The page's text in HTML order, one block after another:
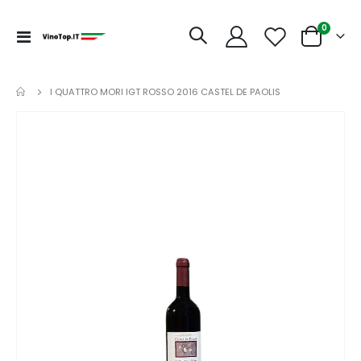
Toggle
Cart
0articoli
I QUATTRO MORI IGT ROSSO 2016 CASTEL DE PAOLIS